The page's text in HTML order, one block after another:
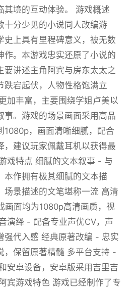
其境的互动体验。 游戏概述
十分少见的小说同人改编游
史上具有里程碑意义，被无数
作。本游戏忠实还原了小说的
要讲述主角阿宾与房东太太之
跌宕起伏，人物性格饱满立
加丰富，主要围绕学姐卢美以
事。游戏的场景画面采用高品
1080p，画面清晰细腻，配合
，建议玩家佩戴耳机以获得最
戏特点 细腻的文本叙事 - 与
本作拥有极其细腻的文本描
场景描述的文笔堪称一流 高清
画面均为1080p高清画质，视
演绎 - 配备专业声优CV，声
强代入感 经典原著改编 - 忠实
，保留原著精髓 多平台支持 -
安卓设备，安卓版采用吉里吉
宾游戏特色 游戏已经制作了专